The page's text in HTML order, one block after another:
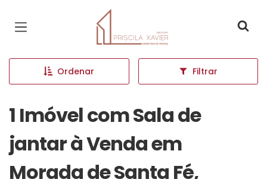
Página inicial
Ordenar Filtrar
1 Imóvel com Sala de
jantar à Venda em
Morada de Santa Fé,